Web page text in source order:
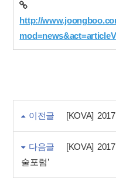
http://
이전글
[KOVA]
다음글
[KOVA]
술포럼’